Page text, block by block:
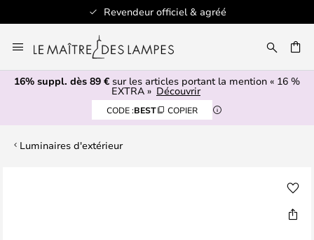
Revendeur officiel & agréé
au
contenu
16% suppl. dès 89 € sur les articles portant la mention « 16 %
EXTRA » Découvrir
CODE :BEST COPIER
Luminaires d'extérieur